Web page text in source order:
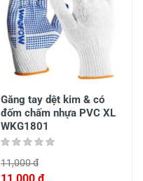
Găng tay dệt kim & có
đốm chấm nhựa PVC XL
WKG1801
11,000 đ